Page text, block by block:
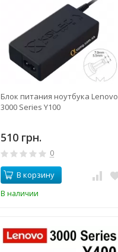
Блок питания ноутбука Lenovo
3000 Series Y100
510 грн.
0
В корзину
В наличии